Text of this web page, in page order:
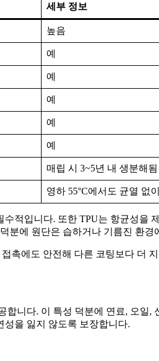
세부 정보
높음
예
예
예
예
예
매립 시 3~5년 내 생분해됨
영하 55°C에서도 균열 없
적입니다. 또한 TPU는 항균성을
분에 원단은 습하거나 기름진 환
촉에도 안전해 다른 코팅보다 더
니다. 이 특성 덕분에 연료, 오
성을 잃지 않도록 보장합니다.